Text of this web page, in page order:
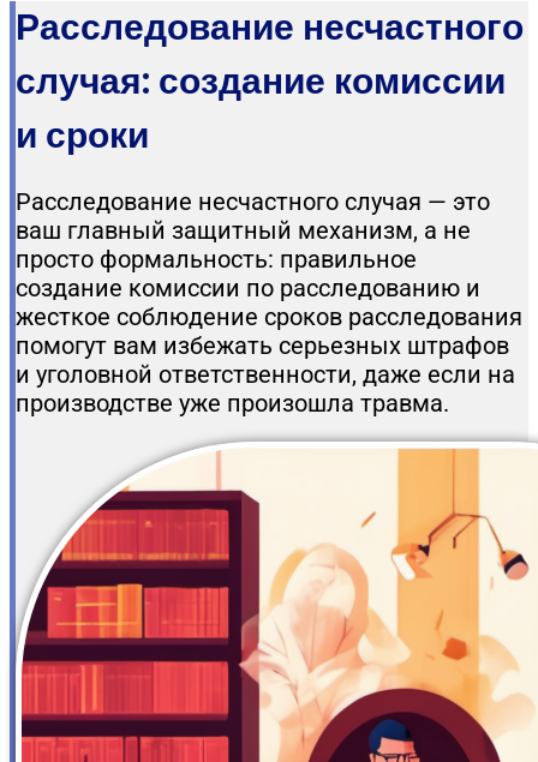
Расследование несчастного
случая: создание комиссии
и сроки
Расследование несчастного случая — это
ваш главный защитный механизм, а не
просто формальность: правильное
создание комиссии по расследованию и
жесткое соблюдение сроков расследования
помогут вам избежать серьезных штрафов
и уголовной ответственности, даже если на
производстве уже произошла травма.